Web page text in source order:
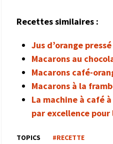
Recettes similaires :
Jus d’orange
Macarons au
Macarons café-
Macarons à la
La machine à café
par excellence
TOPICS #RECETTE